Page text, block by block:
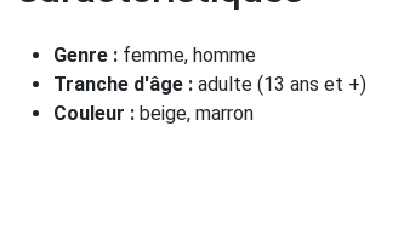
Genre : femme, homme
Tranche d'âge : adulte (13 ans et +)
Couleur : beige, marron